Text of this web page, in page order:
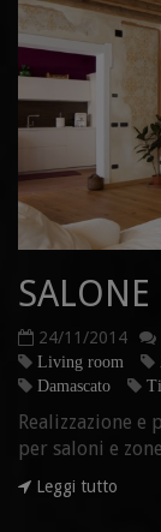
SALONE
24/11/2014
Living room
Damascato
Realizzazione
per saloni e
Leggi tutto